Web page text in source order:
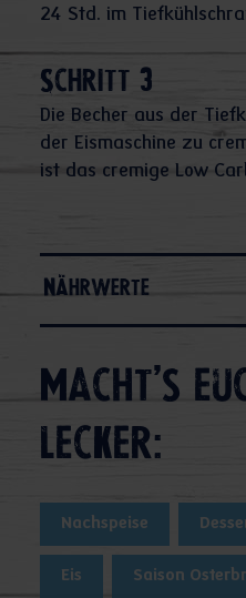
24 Std. im
Schritt 3
Die Becher aus der
der Eismaschine zu
ist das cremige Low
Nährwerte
Macht's
lecker:
Nachspeise
Eis Saison